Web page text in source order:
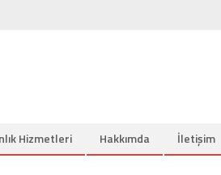
Hizmetleri Hakkımda İletişim